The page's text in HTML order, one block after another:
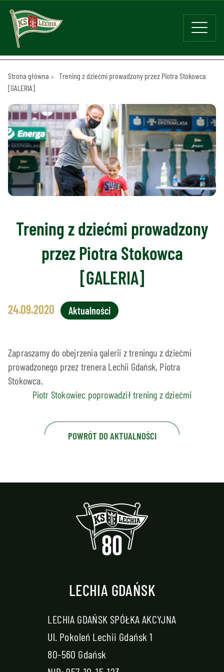
Strona główna
Trening z dziećmi prowadzony przez Piotra Stokowca
[GALERIA]
Trening z dziećmi prowadzony
przez Piotra Stokowca
[GALERIA]
24.09.2020 Aktualności
Zapraszamy do obejrzenia galerii z treningu z dziećmi
prowadzonego przez trenera Lechii Gdańsk, Piotra
Stokowca.
Piotr Stokowiec poprowadził trening z dziećmi
POWRÓT DO AKTUALNOŚCI
LECHIA GDAŃSK
LECHIA GDAŃSK SPÓŁKA AKCYJNA
Ul. Pokoleń Lechii Gdańsk 1
80-560 Gdańsk